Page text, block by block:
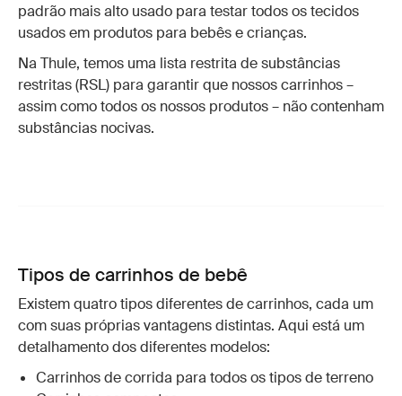
padrão mais alto usado para testar todos os tecidos
usados em produtos para bebês e crianças.
Na Thule, temos uma lista restrita de substâncias
restritas (RSL) para garantir que nossos carrinhos –
assim como todos os nossos produtos – não contenham
substâncias nocivas.
Tipos de carrinhos de bebê
Existem quatro tipos diferentes de carrinhos, cada um
com suas próprias vantagens distintas. Aqui está um
detalhamento dos diferentes modelos:
Carrinhos de corrida para todos os tipos de terreno